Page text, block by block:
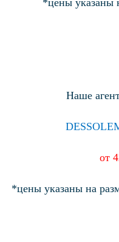
*цены указаны
Наше
DESSOLE
от
*цены указаны на